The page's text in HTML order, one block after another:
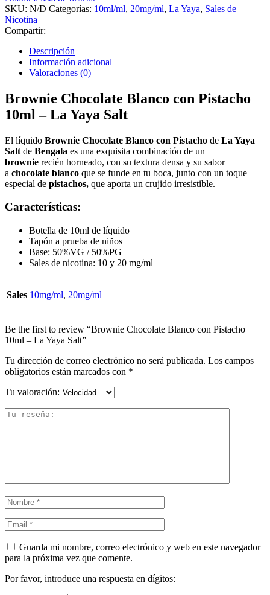
SKU: N/D Categorías: 10ml/ml, 20mg/ml, La Yaya, Sales de
Nicotina
Compartir:
Descripción
Información adicional
Valoraciones (0)
Brownie Chocolate Blanco con Pistacho
10ml – La Yaya Salt
El líquido Brownie Chocolate Blanco con Pistacho de La Yaya
Salt de Bengala es una exquisita combinación de un
brownie recién horneado, con su textura densa y su sabor
a chocolate blanco que se funde en tu boca, junto con un toque
especial de pistachos, que aporta un crujido irresistible.
Características:
Botella de 10ml de líquido
Tapón a prueba de niños
Base: 50%VG / 50%PG
Sales de nicotina: 10 y 20 mg/ml
Sales 10mg/ml, 20mg/ml
Be the first to review “Brownie Chocolate Blanco con Pistacho
10ml – La Yaya Salt”
Tu dirección de correo electrónico no será publicada. Los campos
obligatorios están marcados con *
Tu valoración:
Guarda mi nombre, correo electrónico y web en este navegador
para la próxima vez que comente.
Por favor, introduce una respuesta en dígitos: